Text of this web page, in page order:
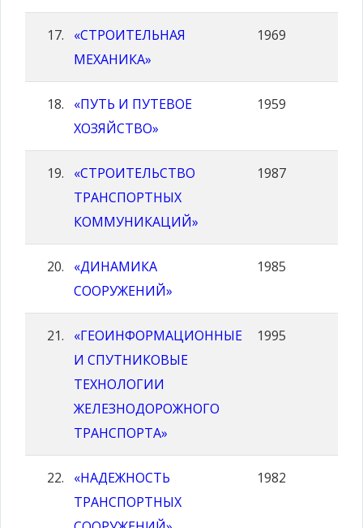
«СТРОИТЕЛЬНАЯ
МЕХАНИКА»
1969
«ПУТЬ И ПУТЕВОЕ
ХОЗЯЙСТВО»
1959
«СТРОИТЕЛЬСТВО
ТРАНСПОРТНЫХ
КОММУНИКАЦИЙ»
1987
«ДИНАМИКА
СООРУЖЕНИЙ»
1985
«ГЕОИНФОРМАЦИОННЫЕ
И СПУТНИКОВЫЕ
ТЕХНОЛОГИИ
ЖЕЛЕЗНОДОРОЖНОГО
ТРАНСПОРТА»
1995
«НАДЕЖНОСТЬ
ТРАНСПОРТНЫХ
1982